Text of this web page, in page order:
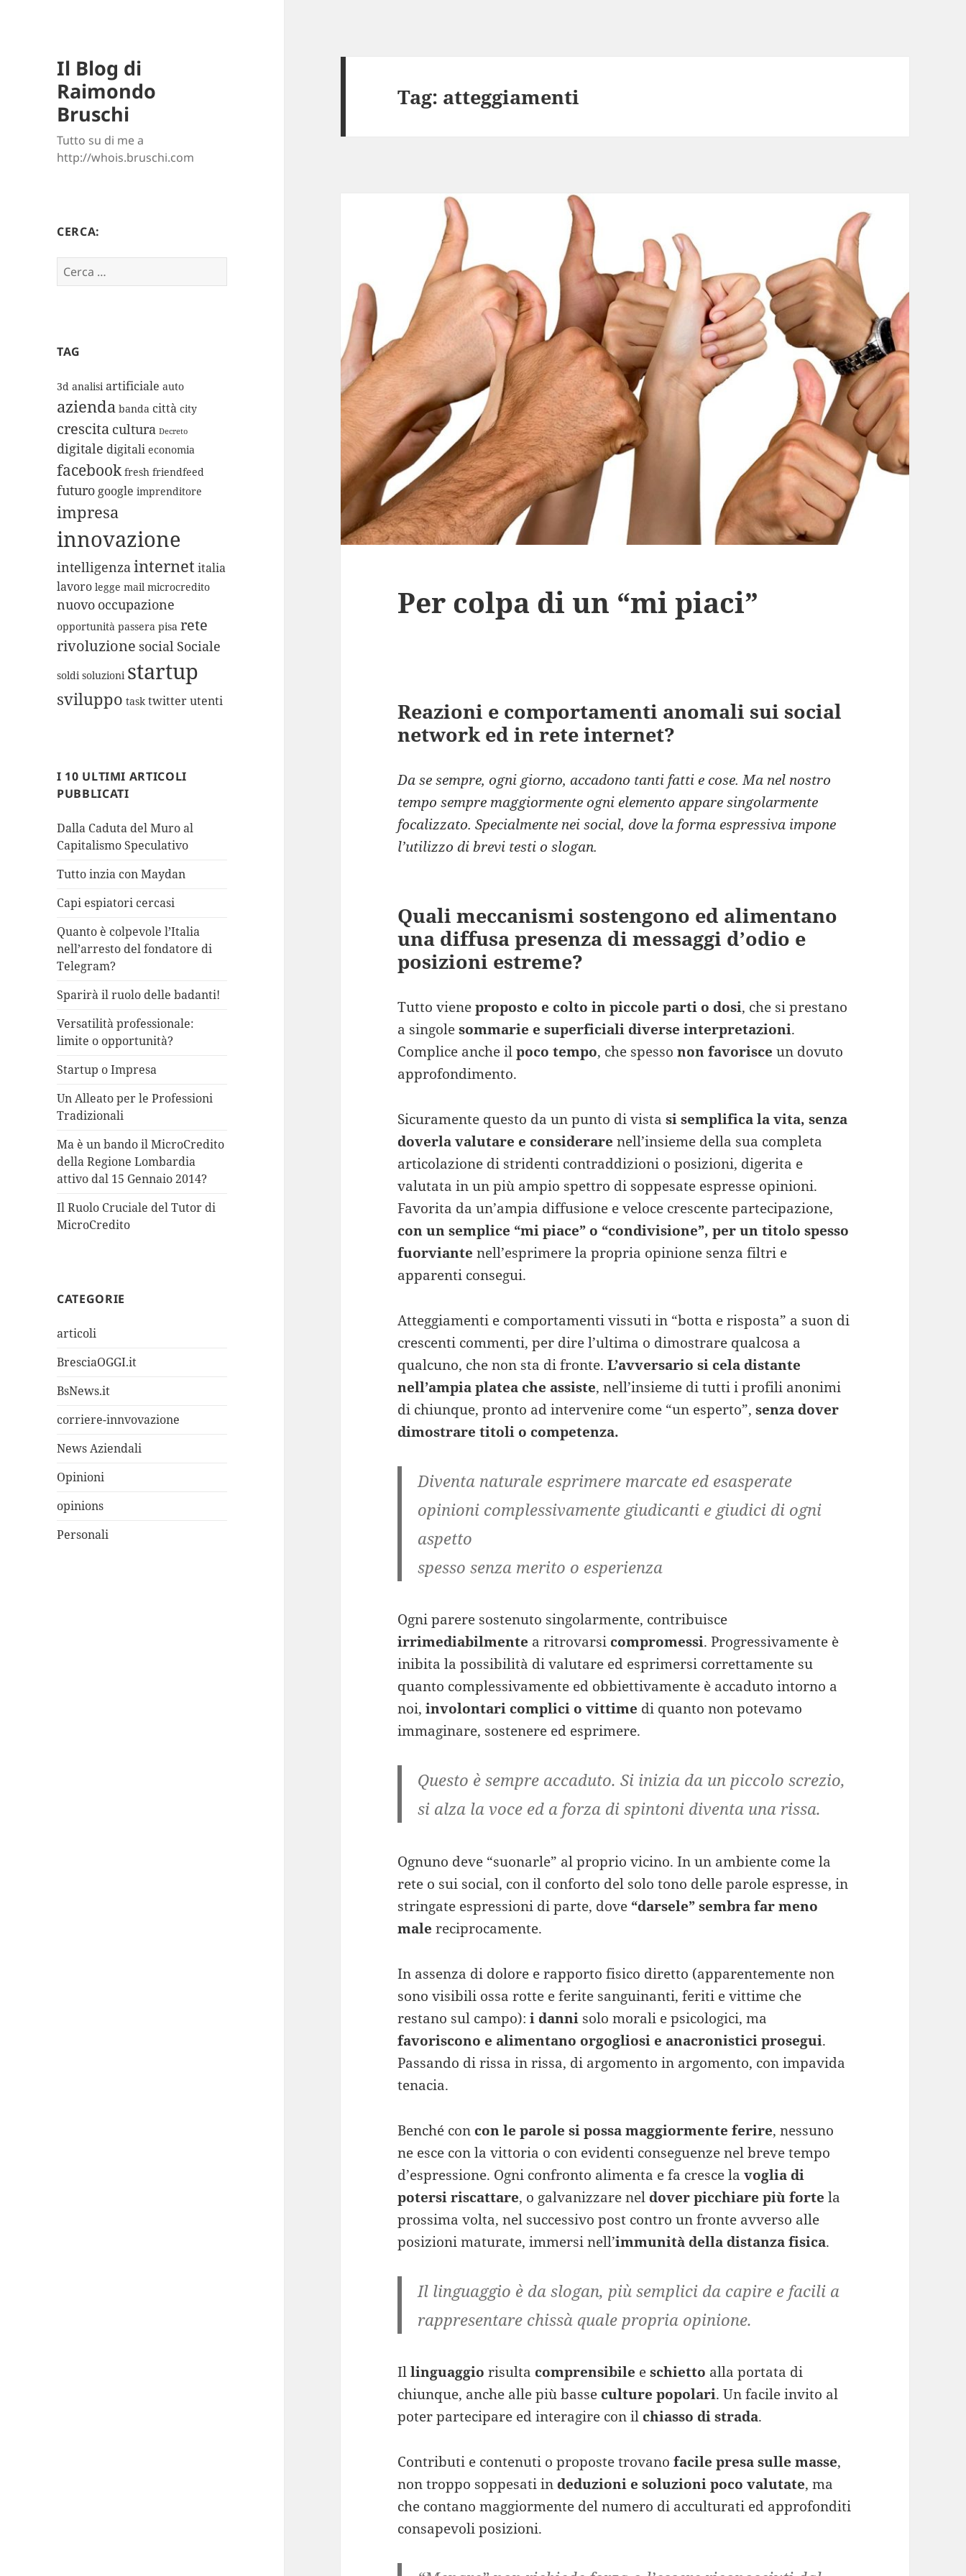
Il Blog di
Raimondo
Bruschi
Tutto su di me a
http://whois.bruschi.com
CERCA:
Ricerca
per:
TAG
3d analisi artificiale auto
azienda banda città city
crescita cultura Decreto
digitale digitali economia
facebook fresh friendfeed
futuro google imprenditore
impresa
innovazione
intelligenzainternetitalia
lavoro legge mail microcredito
nuovo occupazione
opportunità passera pisa rete
rivoluzione social Sociale
soldi soluzioni startup
sviluppo task twitterutenti
I 10 ULTIMI ARTICOLI
PUBBLICATI
Dalla Caduta del Muro al
Capitalismo Speculativo
Tutto inzia con Maydan
Capi espiatori cercasi
Quanto è colpevole l’Italia
nell’arresto del fondatore di
Telegram?
Sparirà il ruolo delle badanti!
Versatilità professionale:
limite o opportunità?
Startup o Impresa
Un Alleato per le Professioni
Tradizionali
Ma è un bando il MicroCredito
della Regione Lombardia
attivo dal 15 Gennaio 2014?
Il Ruolo Cruciale del Tutor di
MicroCredito
CATEGORIE
articoli
BresciaOGGI.it
BsNews.it
corriere-innvovazione
News Aziendali
Opinioni
opinions
Personali
Tag: atteggiamenti
Per colpa di un “mi piaci”
Reazioni e comportamenti anomali sui social
network ed in rete internet?
Da se sempre, ogni giorno, accadono tanti fatti e cose. Ma nel nostro
tempo sempre maggiormente ogni elemento appare singolarmente
focalizzato. Specialmente nei social, dove la forma espressiva impone
l’utilizzo di brevi testi o slogan.
Quali meccanismi sostengono ed alimentano
una diffusa presenza di messaggi d’odio e
posizioni estreme?
Tutto vieneproposto e colto in piccole parti o dosi, che si prestano
a singolesommarie e superficiali diverse interpretazioni.
Complice anche ilpoco tempo, che spessonon favorisce un dovuto
approfondimento.
Sicuramente questo da un punto di vistasi semplifica la vita, senza
doverla valutare e considerare nell’insieme della sua completa
articolazione di stridenti contraddizioni o posizioni, digerita e
valutata in un più ampio spettro di soppesate espresse opinioni.
Favorita da un’ampia diffusione e veloce crescente partecipazione,
con un semplice “mi piace” o “condivisione”, per un titolo spesso
fuorviante nell’esprimere la propria opinione senza filtri e
apparenti consegui.
Atteggiamenti e comportamenti vissuti in “botta e risposta” a suon di
crescenti commenti, per dire l’ultima o dimostrare qualcosa a
qualcuno, che non sta di fronte.L’avversario si cela distante
nell’ampia platea che assiste, nell’insieme di tutti i profili anonimi
di chiunque, pronto ad intervenire come “un esperto”,senza dover
dimostrare titoli o competenza.
Diventa naturale esprimere marcate ed esasperate
opinioni complessivamente giudicanti e giudicidi ogni
aspetto
spesso senza merito o esperienza
Ogni parere sostenuto singolarmente, contribuisce
irrimediabilmente a ritrovarsi compromessi. Progressivamente è
inibita la possibilità di valutare ed esprimersi correttamente su
quanto complessivamente ed obbiettivamente è accaduto intorno a
noi, involontari complici o vittime di quanto non potevamo
immaginare, sostenere ed esprimere.
Questo è sempre accaduto. Si inizia da un piccolo screzio,
si alza la voce ed a forza di spintoni diventa una rissa.
Ognuno deve “suonarle” al proprio vicino. In un ambiente come la
rete o sui social, con il conforto del solo tono delle parole espresse, in
stringate espressioni di parte, dove “darsele” sembra far meno
male reciprocamente.
In assenza di dolore e rapporto fisico diretto (apparentemente non
sono visibili ossa rotte e ferite sanguinanti, feriti e vittime che
restano sul campo):i danni solo morali e psicologici, ma
favoriscono e alimentano orgogliosi e anacronistici prosegui.
Passando di rissa in rissa, di argomento in argomento, con impavida
tenacia.
Benché con con le parole si possa maggiormente ferire, nessuno
ne esce con la vittoria o con evidenti conseguenze nel breve tempo
d’espressione. Ogni confronto alimenta e fa cresce lavoglia di
potersi riscattare, o galvanizzare nel dover picchiare più forte la
prossima volta, nel successivo post contro un fronte avverso alle
posizioni maturate, immersi nell’immunità della distanza fisica.
Il linguaggio è da slogan, più semplici da capire e facili a
rappresentarechissà quale propria opinione.
Illinguaggio risulta comprensibile eschietto alla portata di
chiunque, anche alle più basse culture popolari. Un facile invito al
poter partecipare ed interagire con il chiasso di strada.
Contributi e contenuti o proposte trovanofacile presa sulle masse,
non troppo soppesati in deduzioni e soluzioni poco valutate, ma
che contano maggiormente del numero di acculturati ed approfonditi
consapevoli posizioni.